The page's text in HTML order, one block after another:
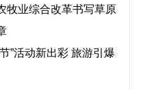
牧业综合改革书写草原
”活动新出彩 旅游引爆